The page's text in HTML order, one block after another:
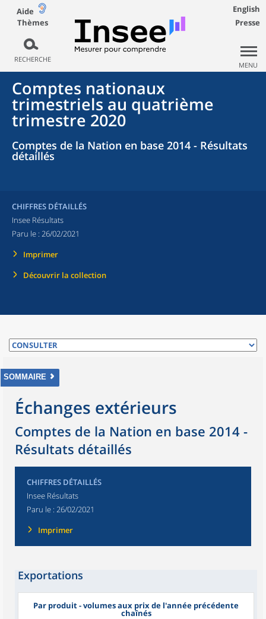
Aide
Thèmes
RECHERCHE
English
Presse
MENU
Comptes nationaux
trimestriels au quatrième
trimestre 2020
Comptes de la Nation en base 2014 - Résultats
détaillés
CHIFFRES DÉTAILLÉS
Insee Résultats
Paru le : 26/02/2021
Imprimer
Découvrir la collection
SOMMAIRE
Échanges extérieurs
Comptes de la Nation en base 2014 -
Résultats détaillés
CHIFFRES DÉTAILLÉS
Insee Résultats
Paru le : 26/02/2021
Imprimer
Exportations
Par produit - volumes aux prix de l'année précédente
chaînés